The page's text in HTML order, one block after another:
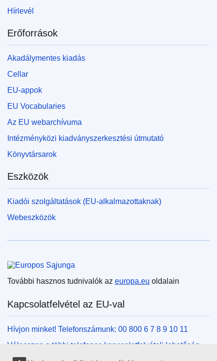
Hírlevél
Erőforrások
Akadálymentes kiadás
Cellar
EU-appok
EU Vocabularies
Az EU webarchívuma
Intézményközi kiadványszerkesztési útmutató
Könyvtársarok
Eszközök
Kiadói szolgáltatások (EU-alkalmazottaknak)
Webeszközök
Európai Unió
További hasznos tudnivalók az europa.eu oldalain
Kapcsolatfelvétel az EU-val
Hívjon minket! Telefonszámunk: 00 800 6 7 8 9 10 11
Válasszon a többi telefonos kapcsolatfelvételi lehetőség
közül!